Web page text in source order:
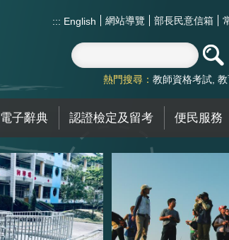
::: English 網站導覽 部長民意信箱
熱門搜尋： 教師資格考試
電子辭典 認證檢定及留考 便民服務